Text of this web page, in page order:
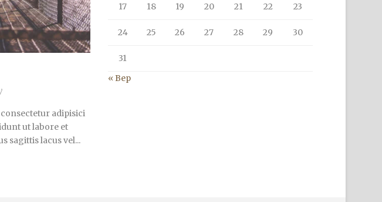
adipisici
ut labore et
sagittis lacus vel...
17 18 19 20 21 22 23
24 25 26 27 28 29 30
31
« Вер